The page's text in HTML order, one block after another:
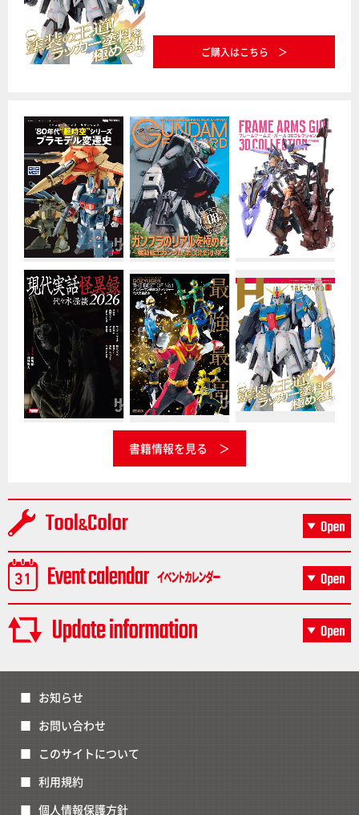
ご購入はこちら
書籍情報を見る
お知らせ
お問い合わせ
このサイトについて
利用規約
個人情報保護方針